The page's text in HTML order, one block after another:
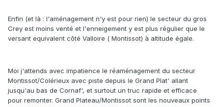
Enfin (et là : l'aménagement n'y est pour rien) le secteur du gros
Crey est moins venté et l'enneigement y est plus régulier que le
versant equivalent côté Valloire ( Montissot) à altitude égale.
Moi j'attends avec impatience le réaménagement du secteur
Montissot/Colérieux avec piste depuis le Grand Plat' allant
jusqu'au bas de Cornaf', et surtout un truc rapide et efficace
pour remonter. Grand Plateau/Montissot sont les nouveaux points